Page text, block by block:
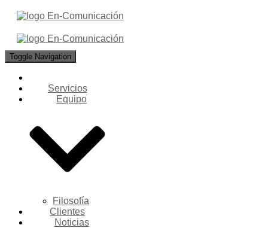
Toggle Navigation
Servicios
Equipo
Filosofía
Clientes
Noticias